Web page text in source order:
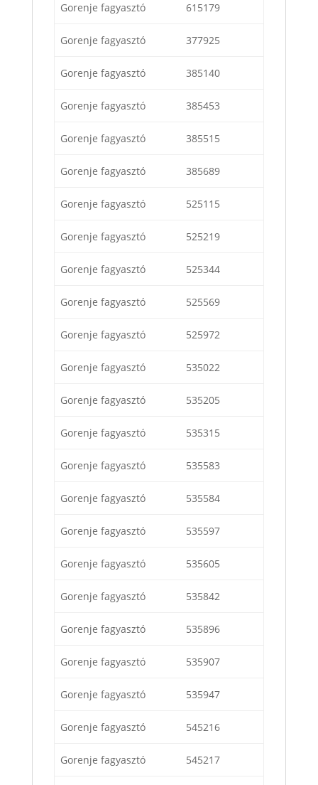
Gorenje fagyasztó 615179
Gorenje fagyasztó 377925
Gorenje fagyasztó 385140
Gorenje fagyasztó 385453
Gorenje fagyasztó 385515
Gorenje fagyasztó 385689
Gorenje fagyasztó 525115
Gorenje fagyasztó 525219
Gorenje fagyasztó 525344
Gorenje fagyasztó 525569
Gorenje fagyasztó 525972
Gorenje fagyasztó 535022
Gorenje fagyasztó 535205
Gorenje fagyasztó 535315
Gorenje fagyasztó 535583
Gorenje fagyasztó 535584
Gorenje fagyasztó 535597
Gorenje fagyasztó 535605
Gorenje fagyasztó 535842
Gorenje fagyasztó 535896
Gorenje fagyasztó 535907
Gorenje fagyasztó 535947
Gorenje fagyasztó 545216
Gorenje fagyasztó 545217